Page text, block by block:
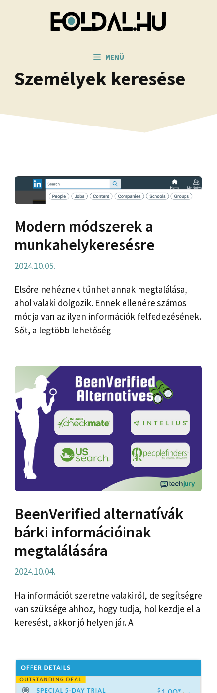
MENÜ
Személyek keresése
Modern módszerek a
munkahelykeresésre
2024.10.05.
Elsőre nehéznek tűnhet annak megtalálása,
ahol valaki dolgozik. Ennek ellenére számos
módja van az ilyen információk felfedezésének.
Sőt, a legtöbb lehetőség
BeenVerified alternatívák
bárki információinak
megtalálására
2024.10.04.
Ha információt szeretne valakiről, de segítségre
van szüksége ahhoz, hogy tudja, hol kezdje el a
keresést, akkor jó helyen jár. A